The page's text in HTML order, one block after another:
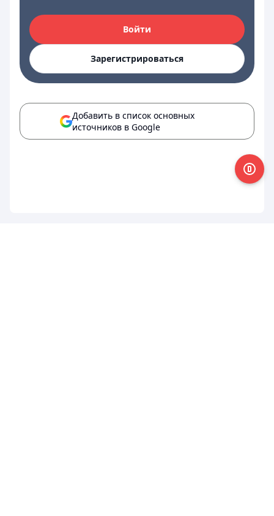
Войти
Зарегистрироваться
Добавить в список основных
источников в Google